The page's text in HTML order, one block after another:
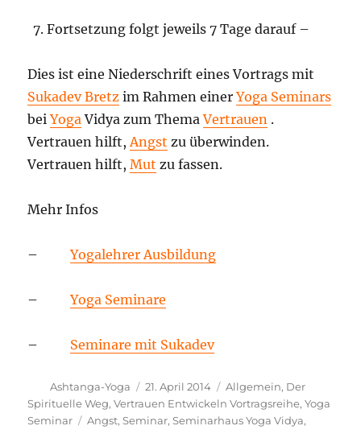
Fortsetzung folgt jeweils 7 Tage darauf –
Dies ist eine Niederschrift eines Vortrags mit
Sukadev Bretz im Rahmen einerYoga Seminars
beiYogaVidya zum ThemaVertrauen .
Vertrauen hilft,Angst zu überwinden.
Vertrauen hilft,Mut zu fassen.
Mehr Infos
–Yogalehrer Ausbildung
–Yoga Seminare
– Seminare mit Sukadev
Autor
Ashtanga-Yoga
Veröffentlicht
am
21. April 2014 Kategorien
Allgemein, Der
Spirituelle Weg,Vertrauen Entwickeln Vortragsreihe,Yoga
Seminar
Schlagwörter
Angst,Seminar,Seminarhaus Yoga Vidya,